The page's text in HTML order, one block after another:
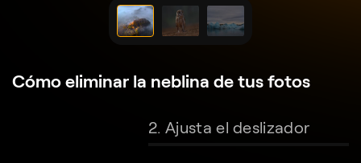
Cómo eliminar la neblina de tus fotos
2. Ajusta el deslizador 3. Disfruta